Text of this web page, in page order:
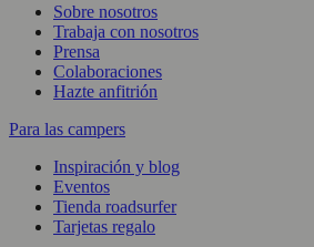
Sobre nosotros
Trabaja con nosotros
Prensa
Colaboraciones
Hazte anfitrión
Para las campers
Inspiración y blog
Eventos
Tienda roadsurfer
Tarjetas regalo